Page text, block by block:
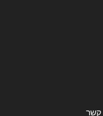
קשר